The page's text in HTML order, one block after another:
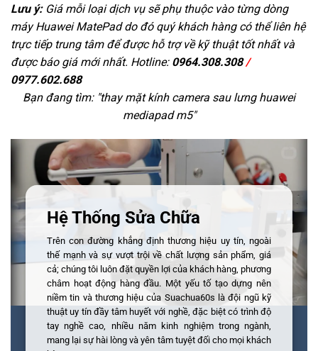
Lưu ý:Giá mỗi loại dịch vụ sẽ phụ thuộc vào từng dòng
máy Huawei MatePad do đó quý khách hàng có thể liên hệ
trực tiếp trung tâm để được hỗ trợ về kỹ thuật tốt nhất và
được báo giá mới nhất. Hotline: 0964.308.308/
0977.602.688
Bạn đang tìm: "thay mặt kính camera sau lưng huawei
mediapad m5"
Hệ Thống Sửa Chữa
Trên con đường khẳng định thương hiệu uy tín, ngoài
thế mạnh và sự vượt trội về chất lượng sản phẩm, giá
cả; chúng tôi luôn đặt quyền lợi của khách hàng, phương
châm hoạt động hàng đầu. Một yếu tố tạo dựng nên
niềm tin và thương hiệu của Suachua60s là đội ngũ kỹ
thuật uy tín đầy tâm huyết với nghề, đặc biệt có trình độ
tay nghề cao, nhiều năm kinh nghiệm trong ngành,
mang lại sự hài lòng và yên tâm tuyệt đối cho mọi khách